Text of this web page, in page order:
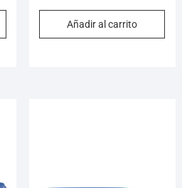
Añadir al carrito